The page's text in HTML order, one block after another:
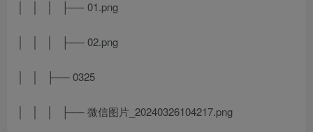
│ │ │ ├── 01.png
│ │ │ ├── 02.png
│ │ ├── 0325
│ │ │ ├── 微信图片_20240326104217.png